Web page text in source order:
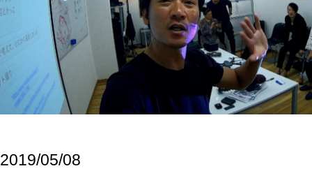
AI検索とYouTubeの今：中小企業が押さえておき
たい5つの最新トピック
に中小企業が今すぐ始めるAIマーケティング戦略